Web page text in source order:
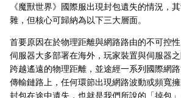
《魔獸世界》國際服出現封包遺失的情況，
雜，但核心可歸納為以下三大層面。
首要原因在於物理距離與網路路由的不可控
伺服器大多部署在海外，玩家裝置與伺服器
跨越遙遠的物理距離，並途經一系列國際網
傳輸鏈路上，任何環節出現網路波動或頻寬
封包在途中遺失，也就是我們所說的「掉包